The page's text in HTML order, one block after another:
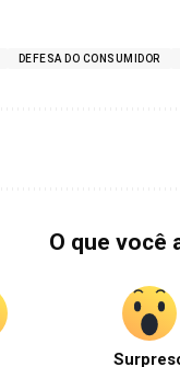
DEFESA DO CONSUMIDOR
O que você